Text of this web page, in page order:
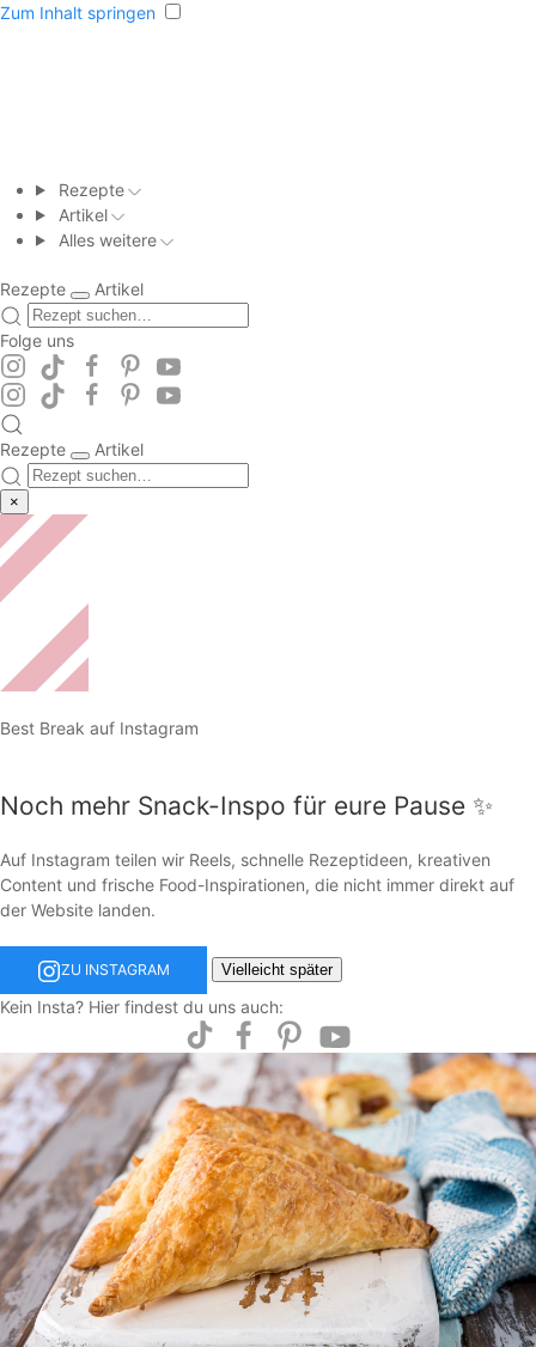
Zum Inhalt springen
Rezepte
Artikel
Alles weitere
Rezepte Artikel
Folge uns
Rezepte Artikel
×
Best Break auf Instagram
Noch mehr Snack-Inspo für eure Pause ✨
Auf Instagram teilen wir Reels, schnelle Rezeptideen, kreativen
Content und frische Food-Inspirationen, die nicht immer direkt auf
der Website landen.
ZU INSTAGRAM Vielleicht später
Kein Insta? Hier findest du uns auch: